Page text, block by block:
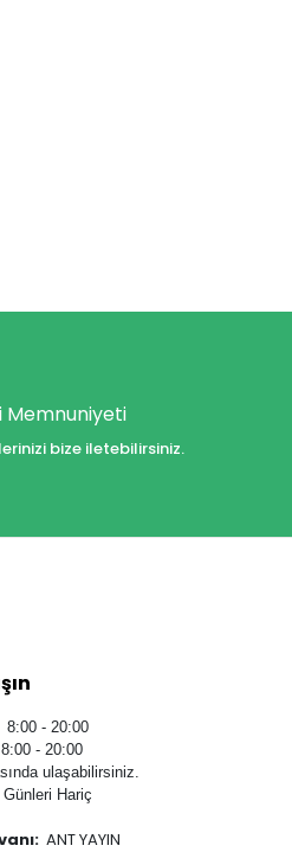
Memnuniyeti
bize iletebilirsiniz.
- 20:00
- 20:00
ulaşabilirsiniz.
Hariç
ANT YAYIN